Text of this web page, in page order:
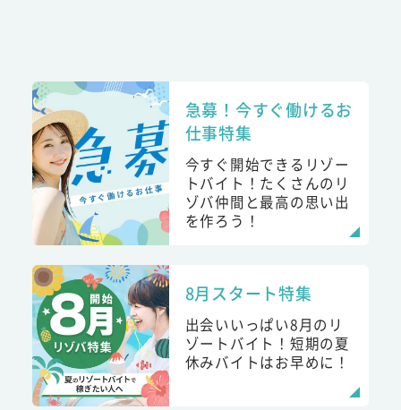
急募！今すぐ働けるお
仕事特集
今すぐ開始できるリゾー
トバイト！たくさんのリ
ゾバ仲間と最高の思い出
を作ろう！
8月スタート特集
出会いいっぱい8月のリ
ゾートバイト！短期の夏
休みバイトはお早めに！